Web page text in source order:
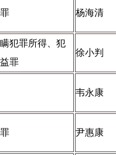
杨海清
犯罪所得、犯
罪
徐小判
韦永康
尹惠康